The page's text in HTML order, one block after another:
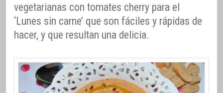
vegetarianas con tomates cherry para el
‘Lunes sin carne’ que son fáciles y rápidas de
hacer, y que resultan una delicia.